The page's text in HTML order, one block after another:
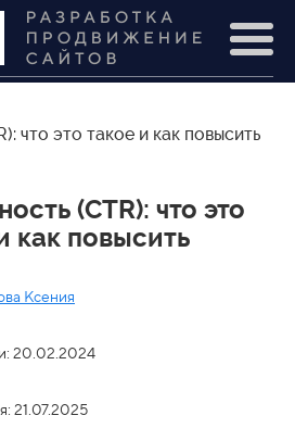
что это такое и как повысить
(CTR): что это
как повысить
Ксения
20.02.2024
21.07.2025